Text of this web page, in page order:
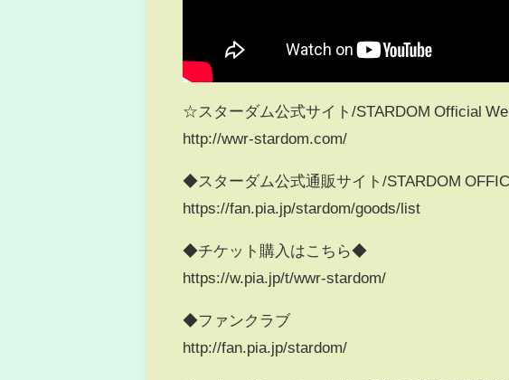
☆スターダム公式サイト/STARDOM Official
http://wwr-stardom.com/
◆スターダム公式通販サイト/STARDOM
https://fan.pia.jp/stardom/goods/list
◆チケット購入はこちら◆
https://w.pia.jp/t/wwr-stardom/
◆ファンクラブ
http://fan.pia.jp/stardom/